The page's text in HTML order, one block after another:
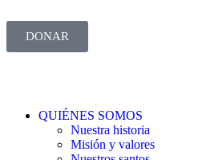
DONAR
QUIÉNES SOMOS
Nuestra historia
Misión y valores